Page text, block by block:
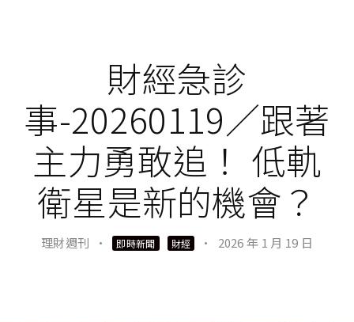
財經急診
事-20260119／跟著
主力勇敢追！ 低軌
衛星是新的機會？
理財週刊 · 即時新聞 財經 · 2026 年 1 月 19 日